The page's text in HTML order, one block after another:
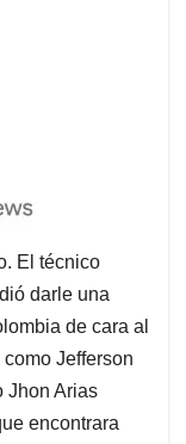
El técnico
darle una
de cara al
Jefferson
Jhon Arias
encontrara